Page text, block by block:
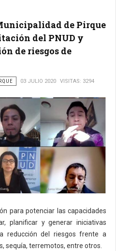
de Pirque
del PNUD y
de riesgos de
03 JULIO 2020 VISITAS: 3294
para potenciar las capacidades
planificar y generar iniciativas
reducción del riesgos frente a
sequía, terremotos, entre otros.